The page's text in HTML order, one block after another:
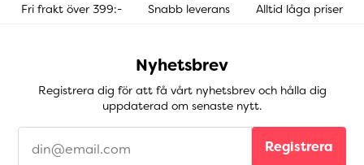
Fri frakt över 399:- Snabb leverans Alltid låga priser
Nyhetsbrev
Registrera dig för att få vårt nyhetsbrev och hålla dig
uppdaterad om senaste nytt.
Registrera